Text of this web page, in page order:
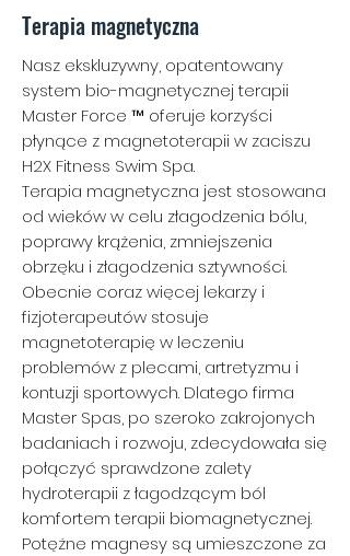
Terapia magnetyczna
Nasz ekskluzywny, opatentowany
system bio-magnetycznej terapii
Master Force ™ oferuje korzyści
płynące z magnetoterapii w zaciszu
H2X Fitness Swim Spa.
Terapia magnetyczna jest stosowana
od wieków w celu złagodzenia bólu,
poprawy krążenia, zmniejszenia
obrzęku i złagodzenia sztywności.
Obecnie coraz więcej lekarzy i
fizjoterapeutów stosuje
magnetoterapię w leczeniu
problemów z plecami, artretyzmu i
kontuzji sportowych. Dlatego firma
Master Spas, po szeroko zakrojonych
badaniach i rozwoju, zdecydowała się
połączyć sprawdzone zalety
hydroterapii z łagodzącym ból
komfortem terapii biomagnetycznej.
Potężne magnesy są umieszczone za